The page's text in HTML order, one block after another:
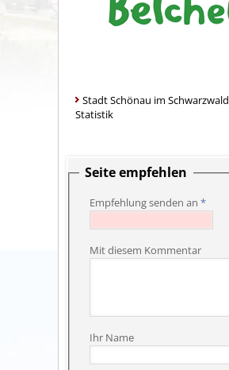
Stadt Schönau im Schwarzwald
Statistik
Seite empfehlen
Empfehlung senden an *
Mit diesem Kommentar
Ihr Name